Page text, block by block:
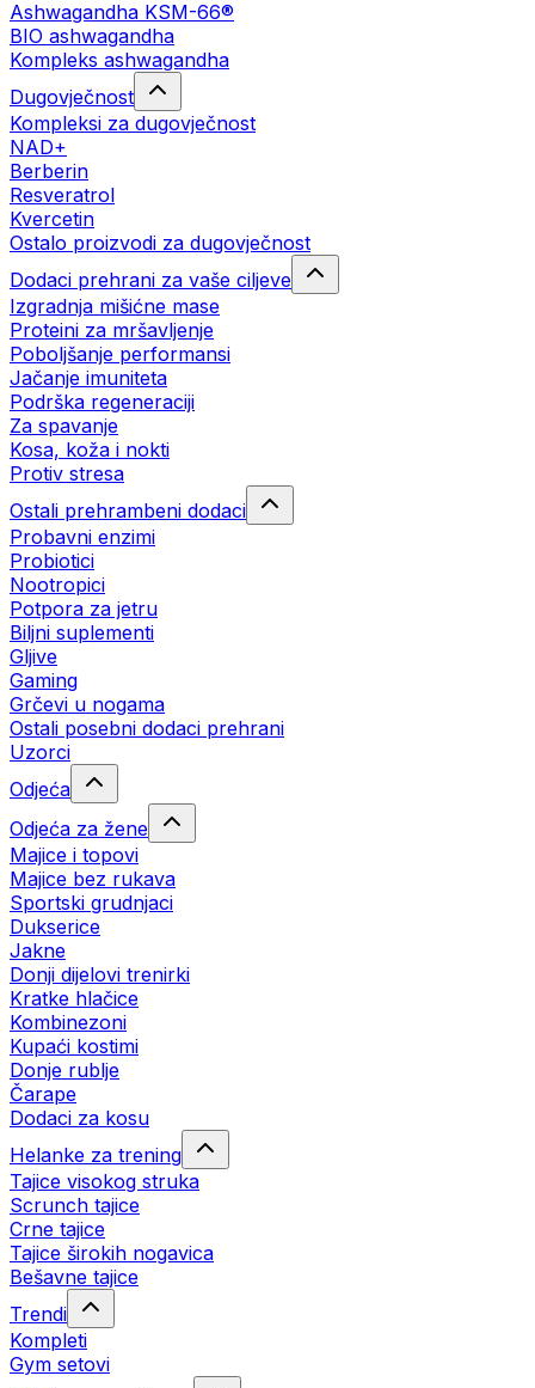
Ashwagandha KSM-66®
BIO ashwagandha
Kompleks ashwagandha
Dugovječnost
Kompleksi za dugovječnost
NAD+
Berberin
Resveratrol
Kvercetin
Ostalo proizvodi za dugovječnost
Dodaci prehrani za vaše ciljeve
Izgradnja mišićne mase
Proteini za mršavljenje
Poboljšanje performansi
Jačanje imuniteta
Podrška regeneraciji
Za spavanje
Kosa, koža i nokti
Protiv stresa
Ostali prehrambeni dodaci
Probavni enzimi
Probiotici
Nootropici
Potpora za jetru
Biljni suplementi
Gljive
Gaming
Grčevi u nogama
Ostali posebni dodaci prehrani
Uzorci
Odjeća
Odjeća za žene
Majice i topovi
Majice bez rukava
Sportski grudnjaci
Dukserice
Jakne
Donji dijelovi trenirki
Kratke hlačice
Kombinezoni
Kupaći kostimi
Donje rublje
Čarape
Dodaci za kosu
Helanke za trening
Tajice visokog struka
Scrunch tajice
Crne tajice
Tajice širokih nogavica
Bešavne tajice
Trendi
Kompleti
Gym setovi